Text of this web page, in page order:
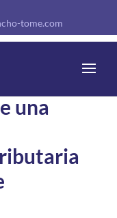
tome.com
una